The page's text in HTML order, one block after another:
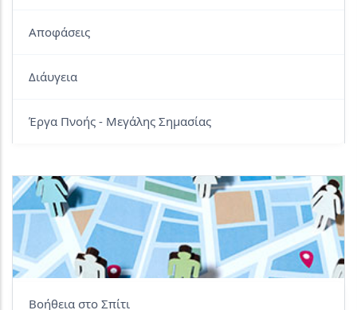
Αποφάσεις
Διάυγεια
Έργα Πνοής - Μεγάλης Σημασίας
Βοήθεια στο Σπίτι